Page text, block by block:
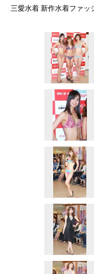
三愛水着 新作水着ファ